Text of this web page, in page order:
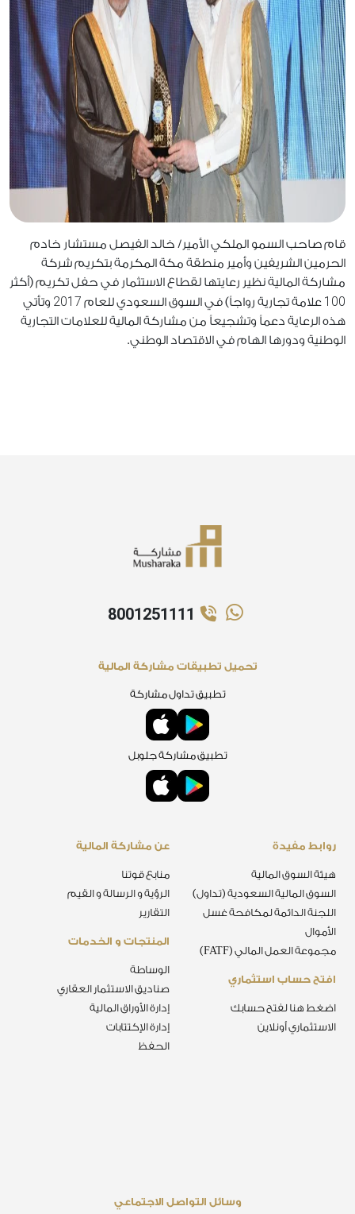
قام صاحب السمو الملكي الأمير/ خالد الفيصل مستشار خادم
الحرمين الشريفين وأمير منطقة مكة المكرمة بتكريم شركة
مشاركة المالية نظير رعايتها لقطاع الاستثمار في حفل تكريم (أكثر
100 علامة تجارية رواجاً) في السوق السعودي للعام 2017 وتأتي
هذه الرعاية دعماً وتشجيعاً من مشاركة المالية للعلامات التجارية
الوطنية ودورها الهام في الاقتصاد الوطني.
8001251111
المنتجات و الخدمات
الوساطة
صناديق الاستثمار العقاري
إدارة الأوراق المالية
إدارة الإكتتابات
الحفظ
عن مشاركة المالية
منابع قوتنا
الرؤية و الرسالة و القيم
التقارير
افتح حساب استثماري
اضغط هنا لفتح حسابك
الاستثماري أونلاين
روابط مفيدة
هيئة السوق المالية
السوق المالية السعودية (تداول)
اللجنة الدائمة لمكافحة غسل
الأموال
مجموعة العمل المالي (FATF)
تحميل تطبيقات مشاركة المالية
تطبيق تداول مشاركة
تطبيق مشاركة جلوبل
وسائل التواصل الاجتماعي